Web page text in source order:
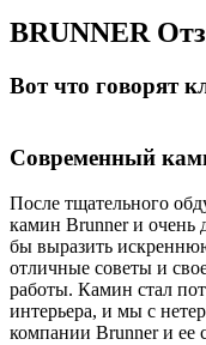
BRUNNER
Вот что говорят
Современный
После тщательного
камин Brunner и
бы выразить
отличные советы и
работы. Камин стал
интерьера, и мы с
компании Brunner и ее